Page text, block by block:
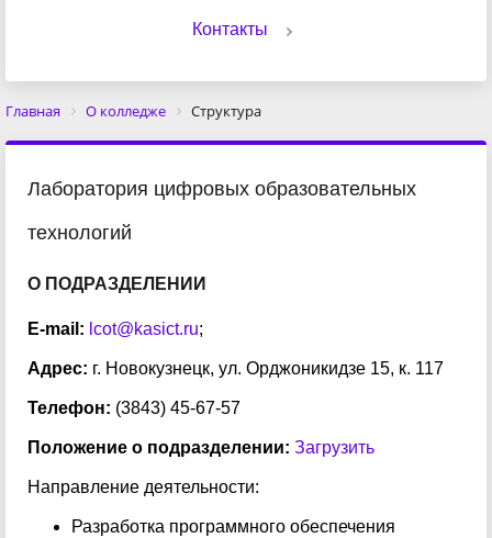
Контакты
Главная О колледже Структура
Лаборатория цифровых образовательных
технологий
О ПОДРАЗДЕЛЕНИИ
E-mail: lcot@kasict.ru;
Адрес: г. Новокузнецк, ул. Орджоникидзе 15, к. 117
Телефон: (3843) 45-67-57
Положение о подразделении: Загрузить
Направление деятельности:
Разработка программного обеспечения